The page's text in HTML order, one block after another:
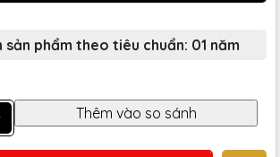
sản phẩm theo tiêu chuẩn: 01 năm